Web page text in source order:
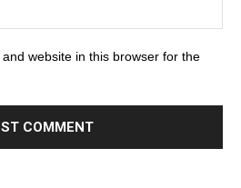
website in this browser for the